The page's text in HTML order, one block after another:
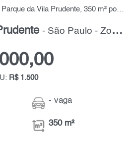
Galpão / Salão à Venda, Parque da Vila Prudente, 350 m² por R$ 2.180.000,00
- São Paulo - Zona Leste
R$ 1.500
- vaga
350 m²